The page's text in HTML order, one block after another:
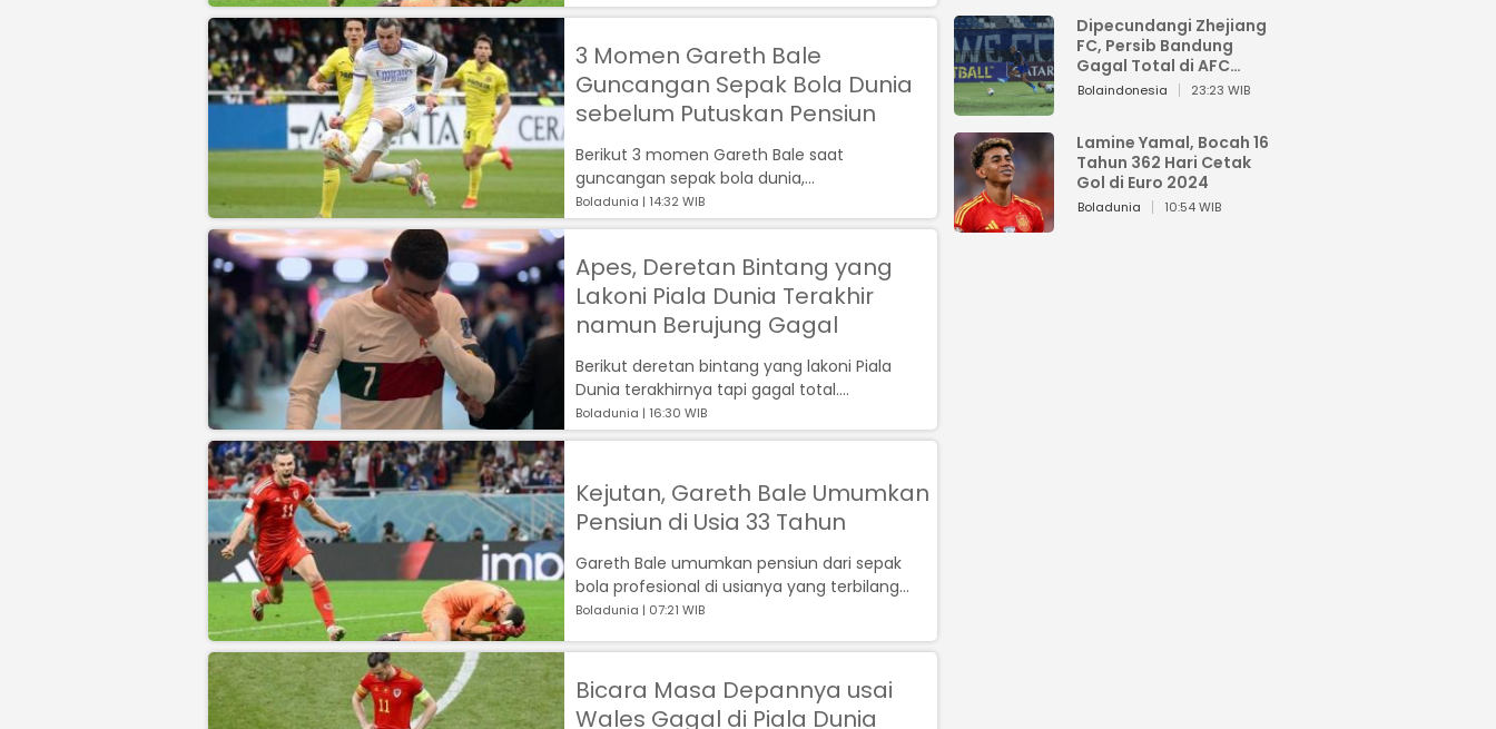
3 Momen Gareth Bale
Guncangan Sepak Bola Dunia
sebelum Putuskan Pensiun
Berikut 3 momen Gareth Bale saat
guncangan sepak bola dunia,...
Boladunia | 14:32 WIB
Apes, Deretan Bintang yang
Lakoni Piala Dunia Terakhir
namun Berujung Gagal
Berikut deretan bintang yang lakoni Piala
Dunia terakhirnya tapi gagal total....
Boladunia | 16:30 WIB
Kejutan, Gareth Bale Umumkan
Pensiun di Usia 33 Tahun
Gareth Bale umumkan pensiun dari sepak
bola profesional di usianya yang terbilang
masih muda, 33 tahun....
Boladunia | 07:21 WIB
Bicara Masa Depannya usai
Wales Gagal di Piala Dunia
Dipecundangi Zhejiang
FC, Persib Bandung
Gagal Total di AFC
Champions League Two
Bolaindonesia 23:23 WIB
Lamine Yamal, Bocah 16
Tahun 362 Hari Cetak
Gol di Euro 2024
Boladunia 10:54 WIB